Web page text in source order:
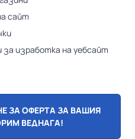
сайт
изработка на уебсайт
ЗА ОФЕРТА ЗА ВАШИЯ
ВЕДНАГА!